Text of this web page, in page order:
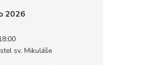
2026
sv. Mikuláše